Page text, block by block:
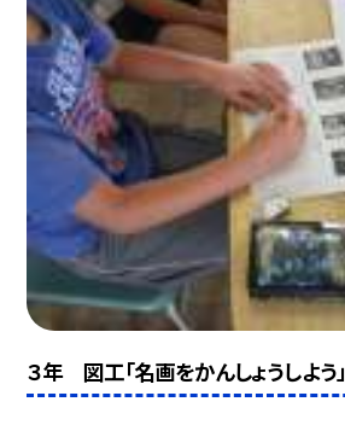
３年 図工「名画をかんしょうしよう」